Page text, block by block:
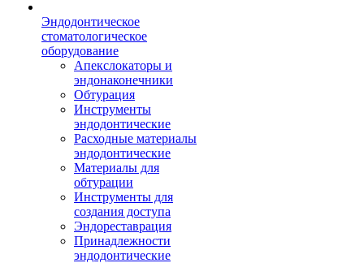
Эндодонтическое
стоматологическое
оборудование
Апекслокаторы и
эндонаконечники
Обтурация
Инструменты
эндодонтические
Расходные материалы
эндодонтические
Материалы для
обтурации
Инструменты для
создания доступа
Эндореставрация
Принадлежности
эндодонтические